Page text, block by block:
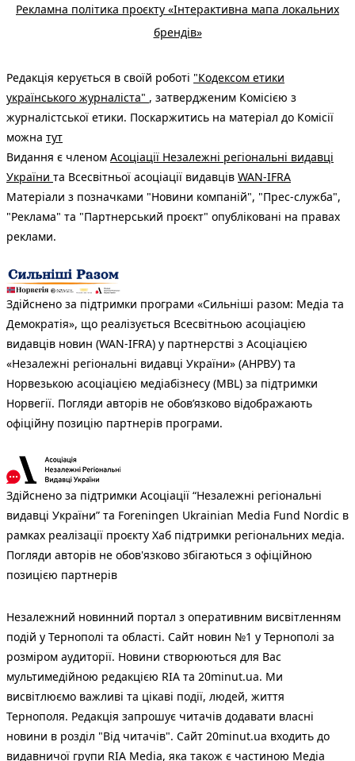
Рекламна політика проєкту «Інтерактивна мапа локальних
брендів»
Редакція керується в своїй роботі "Кодексом етики
українського журналіста" , затвердженим Комісією з
журналістської етики. Поскаржитись на матеріал до Комісії
можна тут
Видання є членом Асоціації Незалежні регіональні видавці
України та Всесвітньої асоціації видавців WAN-IFRA
Матеріали з позначками "Новини компаній", "Прес-служба",
"Реклама" та "Партнерський проєкт" опубліковані на правах
реклами.
Здійснено за підтримки програми «Сильніші разом: Медіа та
Демократія», що реалізується Всесвітньою асоціацією
видавців новин (WAN-IFRA) у партнерстві з Асоціацією
«Незалежні регіональні видавці України» (АНРВУ) та
Норвезькою асоціацією медіабізнесу (MBL) за підтримки
Норвегії. Погляди авторів не обов’язково відображають
офіційну позицію партнерів програми.
Здійснено за підтримки Асоціації “Незалежні регіональні
видавці України” та Foreningen Ukrainian Media Fund Nordic в
рамках реалізації проєкту Хаб підтримки регіональних медіа.
Погляди авторів не обов'язково збігаються з офіційною
позицією партнерів
Незалежний новинний портал з оперативним висвітленням
подій у Тернополі та області. Сайт новин №1 у Тернополі за
розміром аудиторії. Новини створюються для Вас
мультимедійною редакцією RIA та 20minut.ua. Ми
висвітлюємо важливі та цікаві події, людей, життя
Тернополя. Редакція запрошує читачів додавати власні
новини в розділ "Від читачів". Сайт 20minut.ua входить до
видавничої групи RIA Media, яка також є частиною Медіа